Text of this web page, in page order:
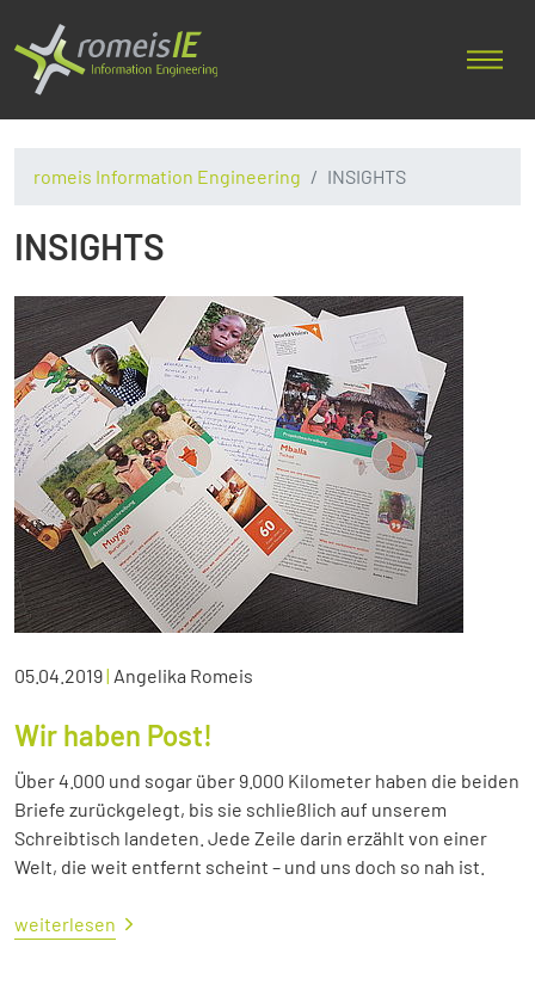
romeis Information Engineering INSIGHTS
INSIGHTS
05.04.2019| Angelika Romeis
Wir haben Post!
Über 4.000 und sogar über 9.000 Kilometer haben die beiden
Briefe zurückgelegt, bis sie schließlich auf unserem
Schreibtisch landeten. Jede Zeile darin erzählt von einer
Welt, die weit entfernt scheint – und uns doch so nah ist.
weiterlesen